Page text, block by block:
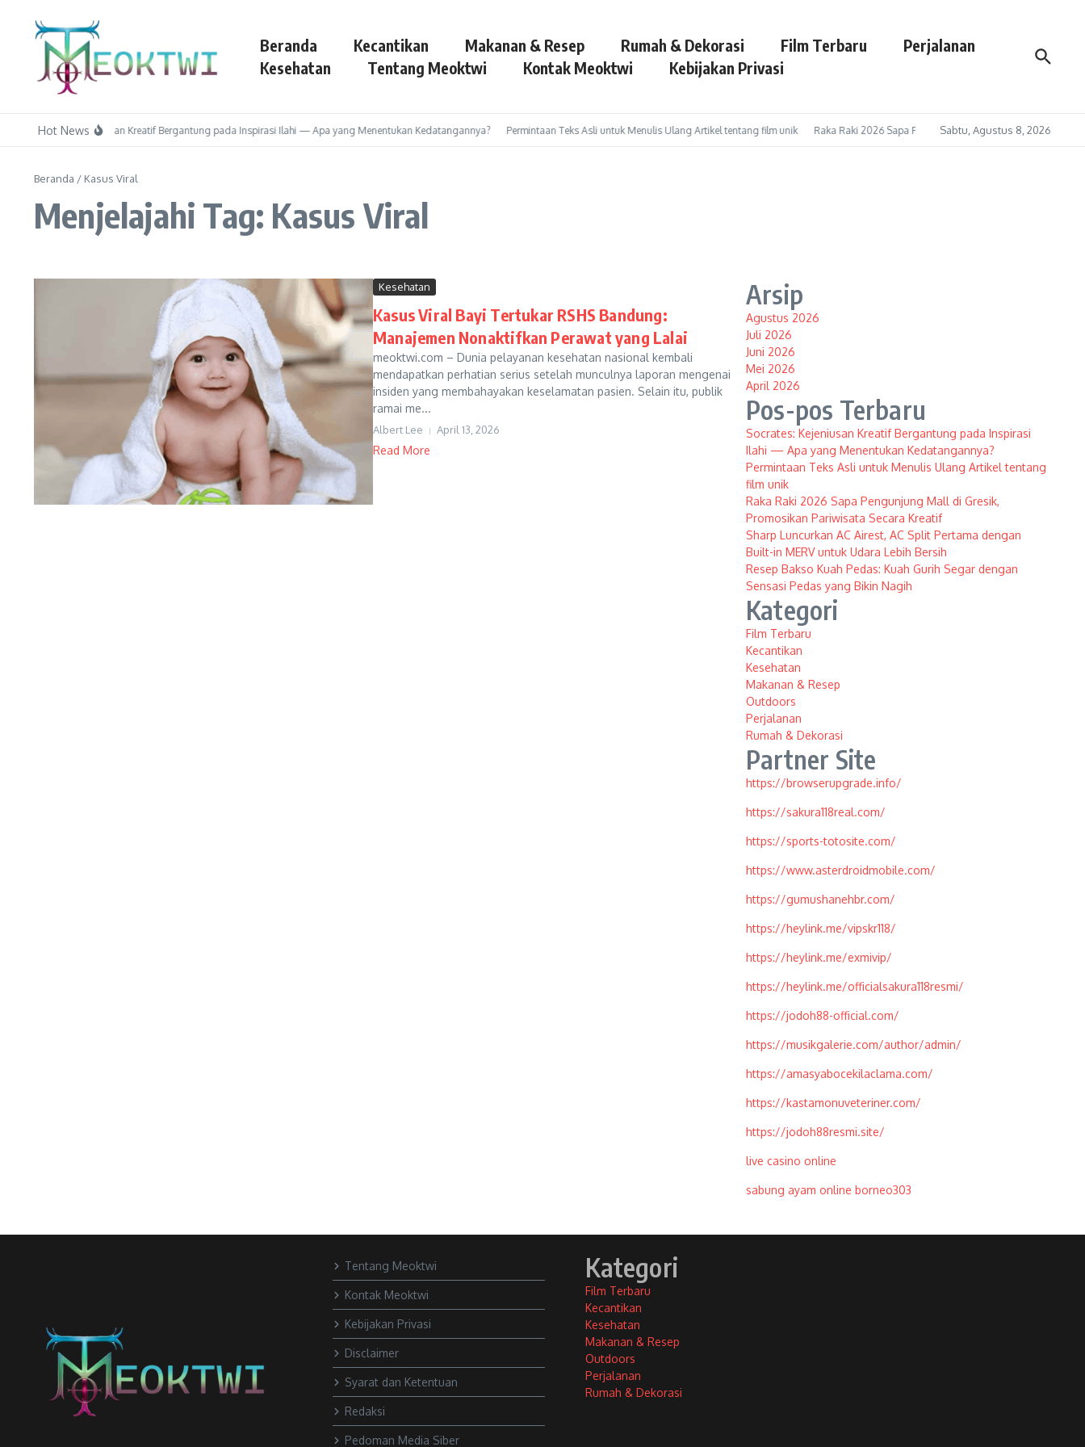
Beranda Kecantikan Makanan & Resep Rumah & Dekorasi Film Terbaru
Perjalanan
Kesehatan
Tentang Meoktwi Kontak Meoktwi Kebijakan Privasi
Hot News
Socrates: Kejeniusan Kreatif Bergantung pada Inspirasi Ilahi — Apa yang Menentukan Kedatangannya? Permintaan Teks Asli untuk Menulis Ulang Artikel tentang film unik Raka Raki 2026 Sapa Pengunjung Mall di Gresik, Promosikan
Sabtu, Agustus 8, 2026
Beranda / Kasus Viral
Menjelajahi Tag: Kasus Viral
Kesehatan
Kasus Viral Bayi Tertukar RSHS Bandung:
Manajemen Nonaktifkan Perawat yang Lalai
meoktwi.com – Dunia pelayanan kesehatan nasional kembali
mendapatkan perhatian serius setelah munculnya laporan mengenai
insiden yang membahayakan keselamatan pasien. Selain itu, publik
ramai me...
Albert Lee April 13, 2026
Read More
Arsip
Agustus 2026
Juli 2026
Juni 2026
Mei 2026
April 2026
Pos-pos Terbaru
Socrates: Kejeniusan Kreatif Bergantung pada Inspirasi
Ilahi — Apa yang Menentukan Kedatangannya?
Permintaan Teks Asli untuk Menulis Ulang Artikel tentang
film unik
Raka Raki 2026 Sapa Pengunjung Mall di Gresik,
Promosikan Pariwisata Secara Kreatif
Sharp Luncurkan AC Airest, AC Split Pertama dengan
Built-in MERV untuk Udara Lebih Bersih
Resep Bakso Kuah Pedas: Kuah Gurih Segar dengan
Sensasi Pedas yang Bikin Nagih
Kategori
Film Terbaru
Kecantikan
Kesehatan
Makanan & Resep
Outdoors
Perjalanan
Rumah & Dekorasi
Partner Site
https://browserupgrade.info/
https://sakura118real.com/
https://sports-totosite.com/
https://www.asterdroidmobile.com/
https://gumushanehbr.com/
https://heylink.me/vipskr118/
https://heylink.me/exmivip/
https://heylink.me/officialsakura118resmi/
https://jodoh88-official.com/
https://musikgalerie.com/author/admin/
https://amasyabocekilaclama.com/
https://kastamonuveteriner.com/
https://jodoh88resmi.site/
live casino online
sabung ayam online borneo303
Tentang Meoktwi
Kontak Meoktwi
Kebijakan Privasi
Disclaimer
Syarat dan Ketentuan
Redaksi
Pedoman Media Siber
Kategori
Film Terbaru
Kecantikan
Kesehatan
Makanan & Resep
Outdoors
Perjalanan
Rumah & Dekorasi